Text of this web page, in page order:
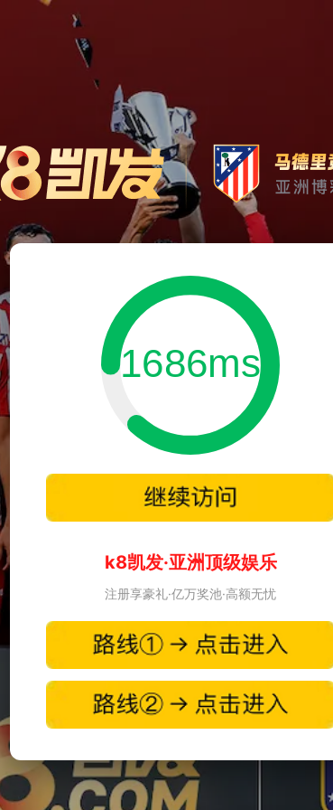
1686ms
k8凯发·亚洲顶级娱乐
注册享豪礼·亿万奖池·高额无忧